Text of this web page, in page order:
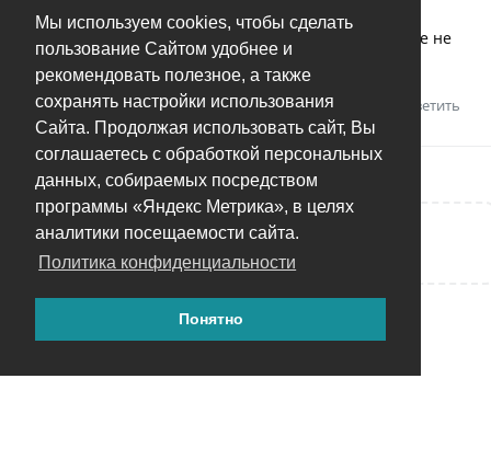
Мы используем cookies, чтобы сделать
пользование Сайтом удобнее и
рекомендовать полезное, а также
сохранять настройки использования
Сайта. Продолжая использовать сайт, Вы
соглашаетесь с обработкой персональных
данных, собираемых посредством
программы «Яндекс Метрика», в целях
аналитики посещаемости сайта.
Политика конфиденциальности
Понятно
FoksSerg
да, это отельная проблема и уже
обсуждалась, и я даже думаю над решением, давайте не
будем смешивать всё в кучу.
Ответить
FoksSergоценил это.
Написать ответ...